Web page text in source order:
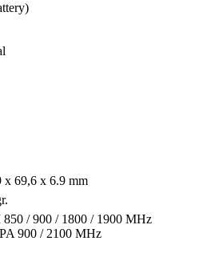
x 69,6 x 6.9 mm
850 / 900 / 1800 / 1900 MHz
900 / 2100 MHz